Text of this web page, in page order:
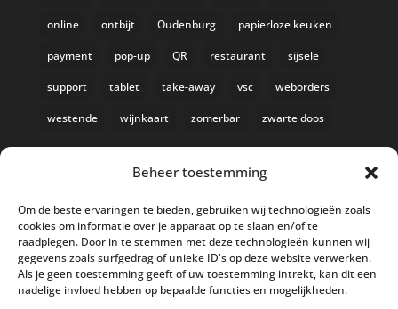
Beheer toestemming
Om de beste ervaringen te bieden, gebruiken wij technologieën zoals
cookies om informatie over je apparaat op te slaan en/of te
raadplegen. Door in te stemmen met deze technologieën kunnen wij
gegevens zoals surfgedrag of unieke ID's op deze website verwerken.
Als je geen toestemming geeft of uw toestemming intrekt, kan dit een
nadelige invloed hebben op bepaalde functies en mogelijkheden.
online ontbijt Oudenburg papierloze keuken
payment pop-up QR restaurant sijsele
support tablet take-away vsc weborders
westende wijnkaart zomerbar zwarte doos
AI in de Horeca kassawereld
Bestel nu nog aan de 2025 prijzen
Safran Palace start met nieuw